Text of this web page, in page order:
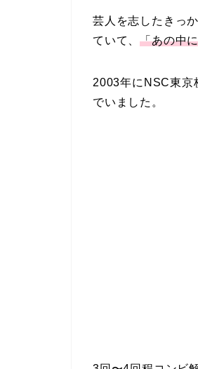
芸人を志したきっ
ていて、「あの中
2003年にNSC東京
でいました。